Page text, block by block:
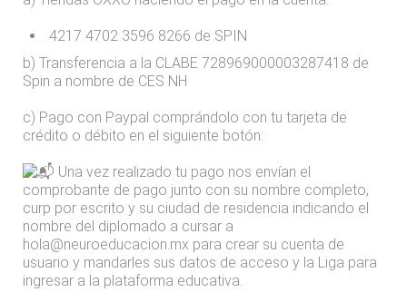
4217 4702 3596 8266 de SPIN
b) Transferencia a la CLABE 728969000003287418 de
Spin a nombre de CES NH
c) Pago con Paypal comprándolo con tu tarjeta de
crédito o débito en el siguiente botón:
Una vez realizado tu pago nos envían el
comprobante de pago junto con su nombre completo,
curp por escrito y su ciudad de residencia indicando el
nombre del diplomado a cursar a
hola@neuroeducacion.mx para crear su cuenta de
usuario y mandarles sus datos de acceso y la Liga para
ingresar a la plataforma educativa.